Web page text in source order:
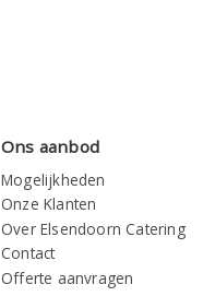
Ons aanbod
Mogelijkheden
Onze Klanten
Over Elsendoorn Catering
Contact
Offerte aanvragen